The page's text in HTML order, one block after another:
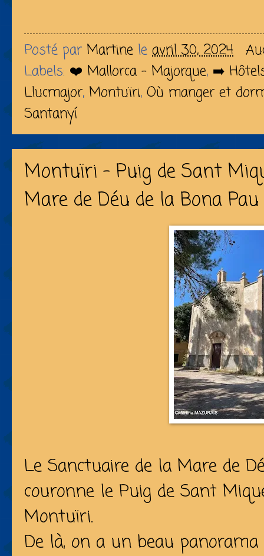
Posté par Martine le avril 30, 2024
Labels: ❤️ Mallorca - Majorque, ➡️
Llucmajor, Montuïri, Où manger et
Santanyí
Montuïri - Puig de Sant
Mare de Déu de la Bona Pau
Le Sanctuaire de la Mare de
couronne le Puig de Sant
Montuïri.
De là, on a un beau